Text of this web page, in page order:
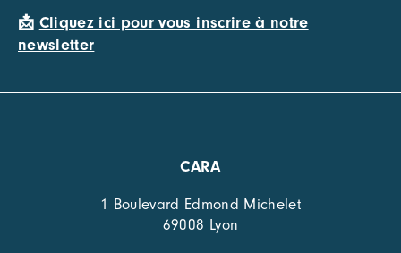
📩 Cliquez ici pour vous inscrire à notre
newsletter
CARA
1 Boulevard Edmond Michelet
69008 Lyon